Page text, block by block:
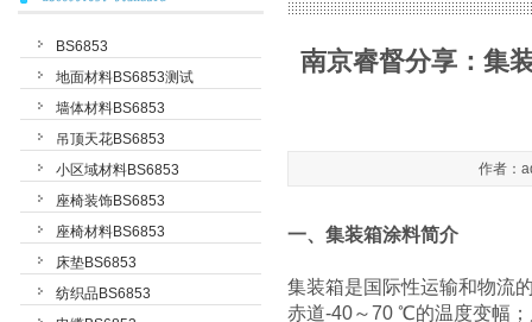
BS6853
地面材料BS6853测试
墙体材料BS6853
吊顶天花BS6853
小区域材料BS6853
座椅装饰BS6853
座椅材料BS6853
床垫BS6853
纺织品BS6853
南京睿督分享：集
作者：
一、集装箱涂料简介
集装箱是国际性运输和物流
赤道-40～70 ℃的温度变幅